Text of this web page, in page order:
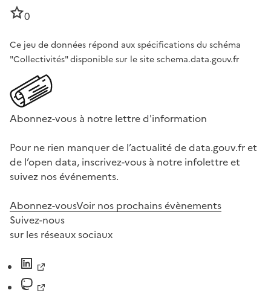
0
Ce jeu de données répond aux spécifications du schéma
"Collectivités" disponible sur le site schema.data.gouv.fr
Abonnez-vous à notre lettre d'information
Pour ne rien manquer de l’actualité de data.gouv.fr et
de l’open data, inscrivez-vous à notre infolettre et
suivez nos événements.
Abonnez-vousVoir nos prochains évènements
Suivez-nous
sur les réseaux sociaux